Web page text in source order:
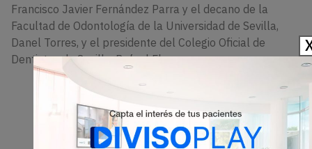
Francisco Javier Fernández Parra y el decano de la
Facultad de Odontología de la Universidad de Sevilla,
Danel Torres, y el presidente del Colegio Oficial de
Dentistas de Sevilla, Rafael Flores.